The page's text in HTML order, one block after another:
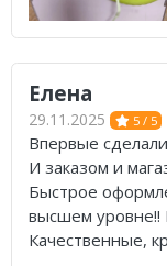
Елена
29.11.2025 5 / 5
Впервые
И заказом и
Быстрое
высшем уровне!!
Качественные,